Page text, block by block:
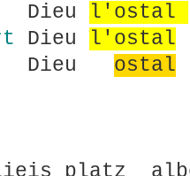
Dieu
l'ostal
Dieu l'ostal
Dieu ostal